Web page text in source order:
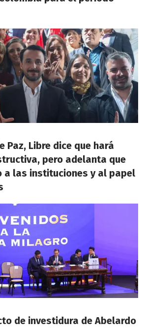
Paz, Libre dice que hará
pero adelanta que
a las instituciones y al papel
de investidura de Abelardo